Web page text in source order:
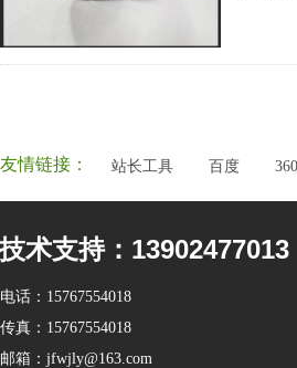
技术支持：13902477013
电话： 15767554018
传真： 15767554018
邮箱： jfwjly@163.com
友情链接： 站长工具 百度 360